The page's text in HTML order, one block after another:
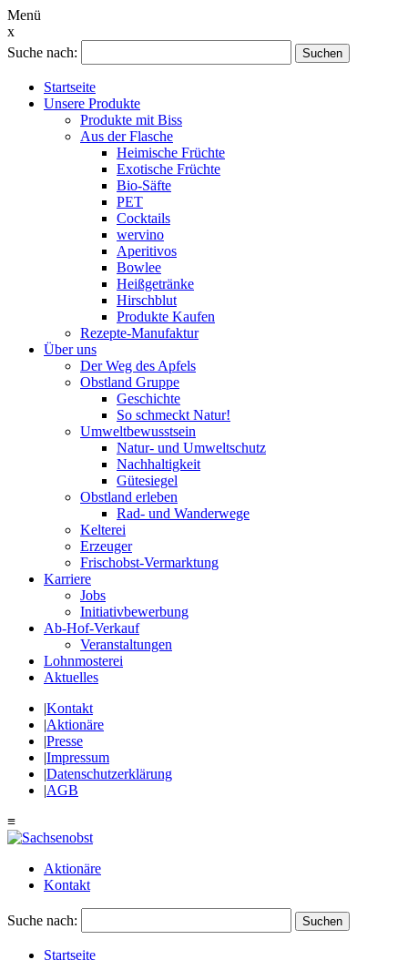
Menü
x
Suche nach:
Suchen
Startseite
Unsere Produkte
Produkte mit Biss
Aus der Flasche
Heimische Früchte
Exotische Früchte
Bio-Säfte
PET
Cocktails
wervino
Aperitivos
Bowlee
Heißgetränke
Hirschblut
Produkte Kaufen
Rezepte-Manufaktur
Über uns
Der Weg des Apfels
Obstland Gruppe
Geschichte
So schmeckt Natur!
Umweltbewusstsein
Natur- und Umweltschutz
Nachhaltigkeit
Gütesiegel
Obstland erleben
Rad- und Wanderwege
Kelterei
Erzeuger
Frischobst-Vermarktung
Karriere
Jobs
Initiativbewerbung
Ab-Hof-Verkauf
Veranstaltungen
Lohnmosterei
Aktuelles
|Kontakt
|Aktionäre
|Presse
|Impressum
|Datenschutzerklärung
|AGB
≡
Aktionäre
Kontakt
Suche nach: Suchen
Startseite